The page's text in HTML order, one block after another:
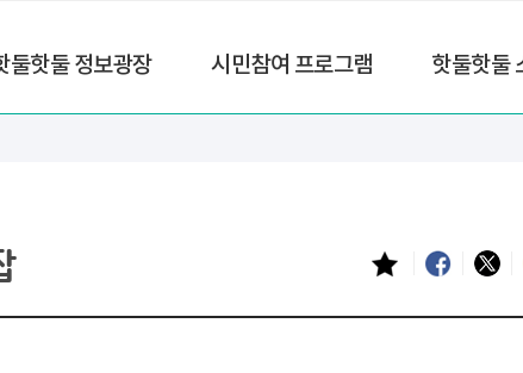
둘핫둘 정보광장 시민참여 프로그램 핫둘핫둘